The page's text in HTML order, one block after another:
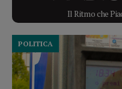
Il Ritmo che
POLITICA